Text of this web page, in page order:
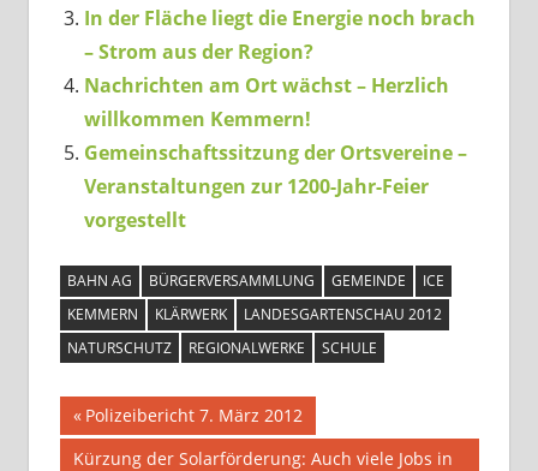
In der Fläche liegt die Energie noch brach
– Strom aus der Region?
Nachrichten am Ort wächst – Herzlich
willkommen Kemmern!
Gemeinschaftssitzung der Ortsvereine –
Veranstaltungen zur 1200-Jahr-Feier
vorgestellt
BAHN AG BÜRGERVERSAMMLUNG GEMEINDE
ICE
KEMMERN
KLÄRWERK
LANDESGARTENSCHAU 2012
NATURSCHUTZ
REGIONALWERKE SCHULE
Beitragsnavigation
Vorheriger
Beitrag:
Polizeibericht 7. März 2012
Nächster
Kürzung der Solarförderung: Auch viele Jobs in